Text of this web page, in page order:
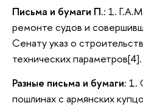
Письма и бумаги П.: 1.
ремонте судов и
Сенату указ о
технических параметров[4].
Разные письма и бумаги: 1.
пошлинах с армянских